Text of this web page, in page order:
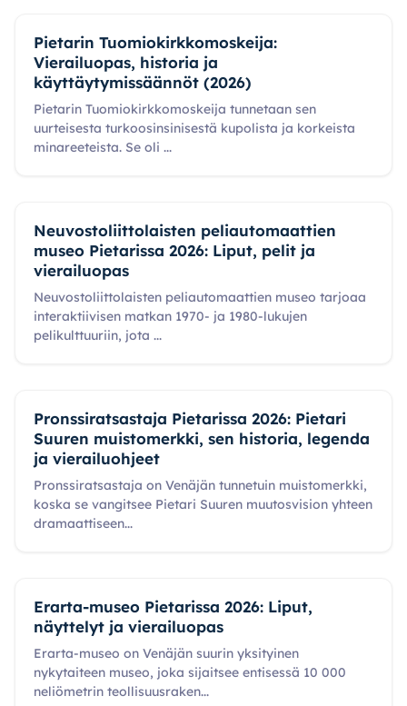
Pietarin Tuomiokirkkomoskeija:
Vierailuopas, historia ja
käyttäytymissäännöt (2026)
Pietarin Tuomiokirkkomoskeija tunnetaan sen
uurteisesta turkoosinsinisestä kupolista ja korkeista
minareeteista. Se oli ...
Neuvostoliittolaisten peliautomaattien
museo Pietarissa 2026: Liput, pelit ja
vierailuopas
Neuvostoliittolaisten peliautomaattien museo tarjoaa
interaktiivisen matkan 1970- ja 1980-lukujen
pelikulttuuriin, jota ...
Pronssiratsastaja Pietarissa 2026: Pietari
Suuren muistomerkki, sen historia, legenda
ja vierailuohjeet
Pronssiratsastaja on Venäjän tunnetuin muistomerkki,
koska se vangitsee Pietari Suuren muutosvision yhteen
dramaattiseen...
Erarta-museo Pietarissa 2026: Liput,
näyttelyt ja vierailuopas
Erarta-museo on Venäjän suurin yksityinen
nykytaiteen museo, joka sijaitsee entisessä 10 000
neliömetrin teollisuusraken...